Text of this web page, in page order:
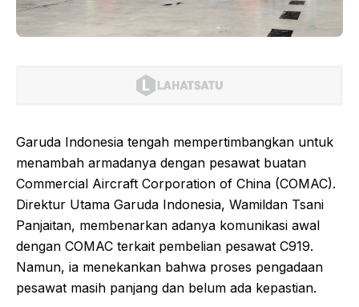
Garuda Indonesia tengah mempertimbangkan untuk
menambah armadanya dengan pesawat buatan
Commercial Aircraft Corporation of China (COMAC).
Direktur Utama Garuda Indonesia, Wamildan Tsani
Panjaitan, membenarkan adanya komunikasi awal
dengan COMAC terkait pembelian pesawat C919.
Namun, ia menekankan bahwa proses pengadaan
pesawat masih panjang dan belum ada kepastian.